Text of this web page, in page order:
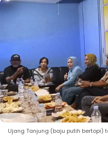
Ujang Tanjung (baju putih bertopi)